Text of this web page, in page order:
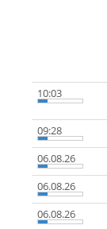
10:03
09:28
06.08.26
06.08.26
06.08.26